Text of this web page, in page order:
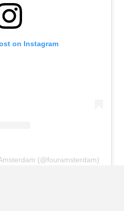
on Instagram
(@fouramsterdam)